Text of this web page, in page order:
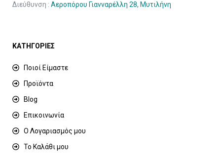
Διεύθυνση : Αεροπόρου Γιανναρέλλη 28, Μυτιλήνη
ΚΑΤΗΓΟΡΙΕΣ
Ποιοί Είμαστε
Προϊόντα
Blog
Επικοινωνία
Ο Λογαριασμός μου
Το Καλάθι μου